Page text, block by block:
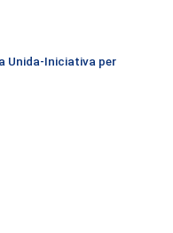
Unida-Iniciativa per